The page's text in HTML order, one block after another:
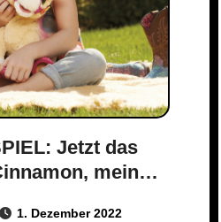
Jetzt das
mein
1. Dezember 2022